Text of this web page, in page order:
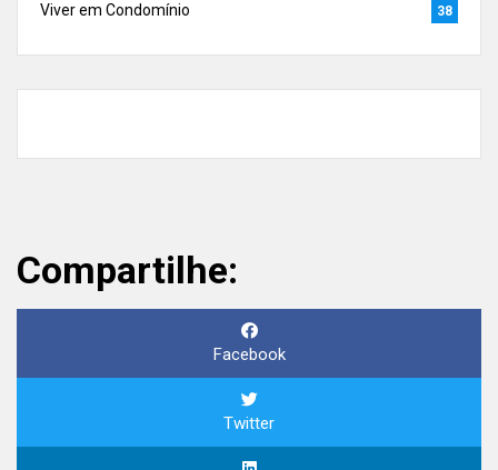
Viver em Condomínio 38
Compartilhe:
Facebook
Twitter